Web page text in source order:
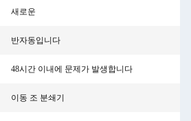
새로운
반자동입니다
48시간 이내에 문제가 발생합니다
이동 조 분쇄기